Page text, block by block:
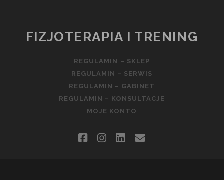
FIZJOTERAPIA I TRENING
REGULAMIN – SKLEP
REGULAMIN – SERWIS
REGULAMIN – GABINET
REGULAMIN – KONSULTACJE
MOJE KONTO
facebookinstagram
linkedin
email